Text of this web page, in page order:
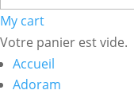
My cart
Votre panier est vide.
Accueil
Adoram